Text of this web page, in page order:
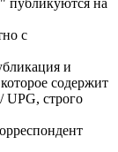
с
и
содержит
строго